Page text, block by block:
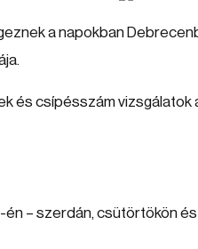
a napokban
és csípésszám vizsgálatok
én – szerdán, csütörtökön